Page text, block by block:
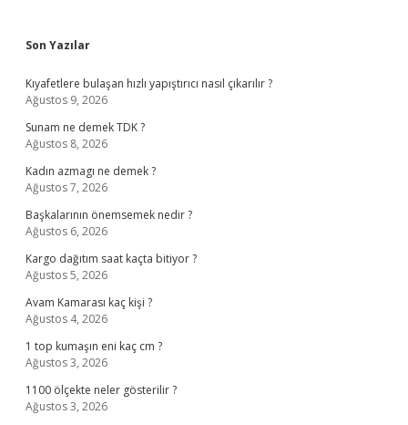
Sidebar
Son Yazılar
Kıyafetlere bulaşan hızlı yapıştırıcı nasıl çıkarılır ?
Ağustos 9, 2026
Sunam ne demek TDK ?
Ağustos 8, 2026
Kadın azmagı ne demek ?
Ağustos 7, 2026
Başkalarının önemsemek nedir ?
Ağustos 6, 2026
Kargo dağıtım saat kaçta bitiyor ?
Ağustos 5, 2026
Avam Kamarası kaç kişi ?
Ağustos 4, 2026
1 top kumaşın eni kaç cm ?
Ağustos 3, 2026
1100 ölçekte neler gösterilir ?
Ağustos 3, 2026